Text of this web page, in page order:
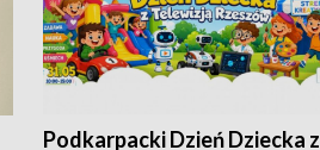
Podkarpacki Dzień Dziecka z